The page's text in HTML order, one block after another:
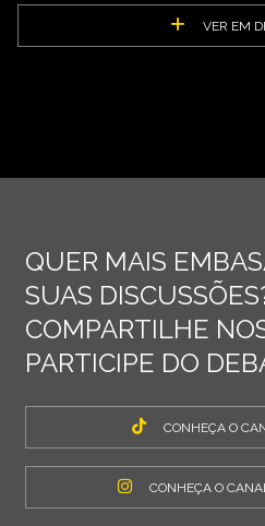
VER EM
QUER MAIS
SUAS
COMPARTILHE
PARTICIPE DO
CONHEÇA O
CONHEÇA O